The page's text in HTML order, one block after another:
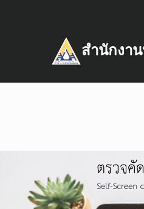
สำนักงา